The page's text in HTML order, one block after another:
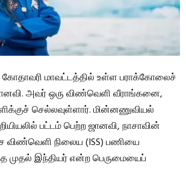
கோதாவரி மாவட்டத்தில் உள்ள பராக்கோலைச்
அவர் ஒரு விண்வெளி வீராங்கனை,
செல்லவுள்ளார். மின்னணுவியல்
பட்டம் பெற்ற ஜானவி, நாசாவின்
விண்வெளி நிலைய (ISS) பணியை
முதல் இந்தியர் என்ற பெருமையைப்